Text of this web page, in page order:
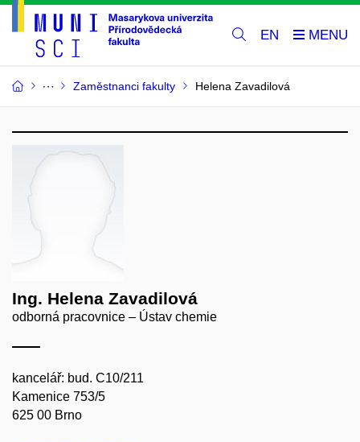
EN
Zaměstnanci fakulty Helena Zavadilová
Ing. Helena Zavadilová
odborná pracovnice – Ústav chemie
kancelář: bud. C10/211
Kamenice 753/5
625 00 Brno